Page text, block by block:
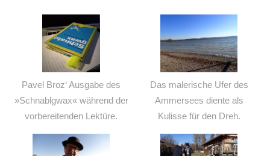
Pavel Broz‘ Ausgabe des
»Schnablgwax« während der
vorbereitenden Lektüre.
Das malerische Ufer des
Ammersees diente als
Kulisse für den Dreh.